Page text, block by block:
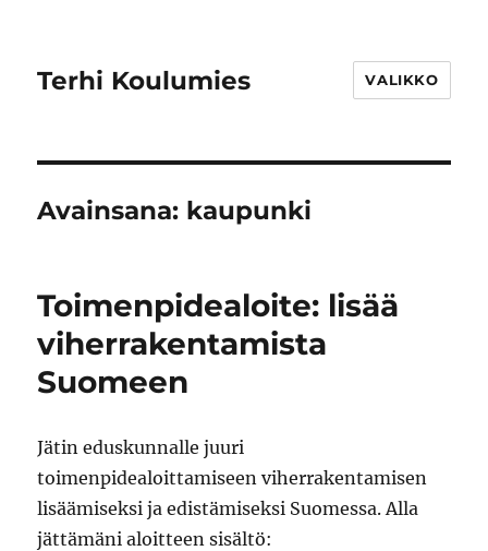
Terhi Koulumies VALIKKO
Avainsana: kaupunki
Toimenpidealoite: lisää
viherrakentamista
Suomeen
Jätin eduskunnalle juuri
toimenpidealoittamiseen viherrakentamisen
lisäämiseksi ja edistämiseksi Suomessa. Alla
jättämäni aloitteen sisältö: